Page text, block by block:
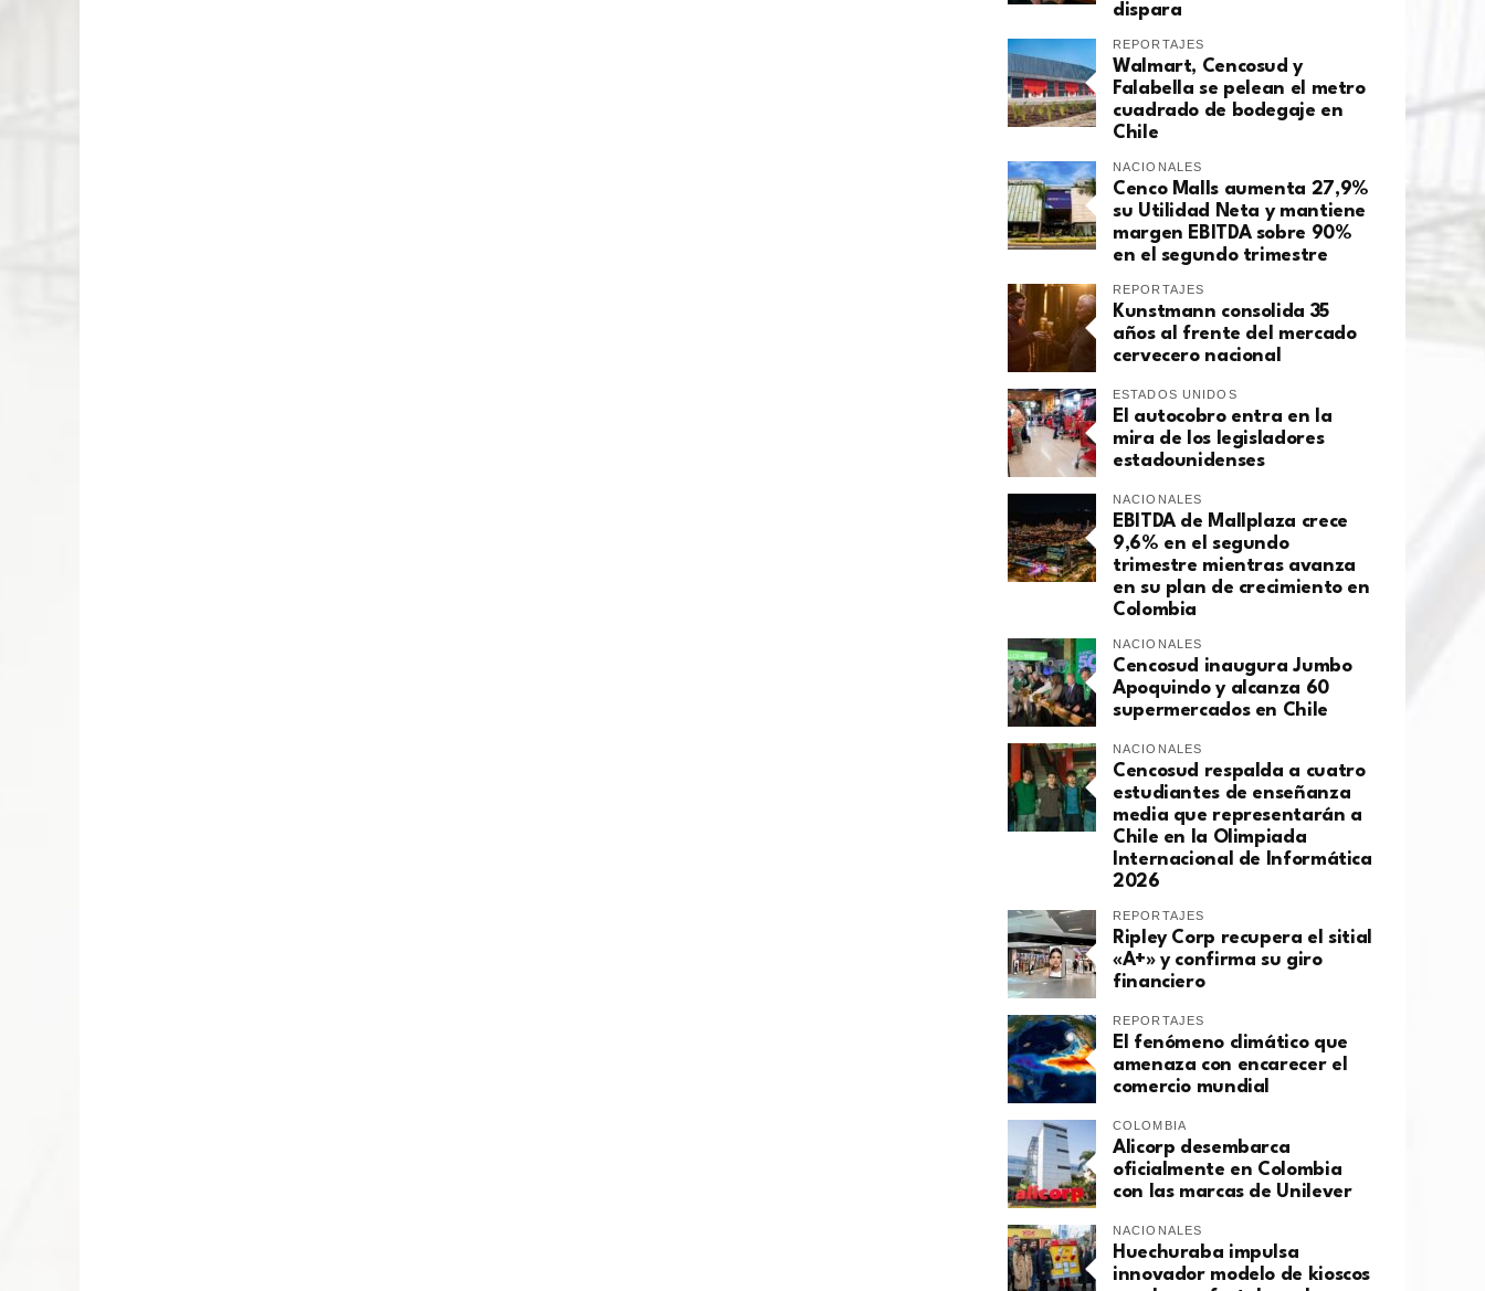
dispara
REPORTAJES
Walmart, Cencosud y
Falabella se pelean el metro
cuadrado de bodegaje en
Chile
NACIONALES
Cenco Malls aumenta 27,9%
su Utilidad Neta y mantiene
margen EBITDA sobre 90%
en el segundo trimestre
REPORTAJES
Kunstmann consolida 35
años al frente del mercado
cervecero nacional
ESTADOS UNIDOS
El autocobro entra en la
mira de los legisladores
estadounidenses
NACIONALES
EBITDA de Mallplaza crece
9,6% en el segundo
trimestre mientras avanza
en su plan de crecimiento en
Colombia
NACIONALES
Cencosud inaugura Jumbo
Apoquindo y alcanza 60
supermercados en Chile
NACIONALES
Cencosud respalda a cuatro
estudiantes de enseñanza
media que representarán a
Chile en la Olimpiada
Internacional de Informática
2026
REPORTAJES
Ripley Corp recupera el sitial
«A+» y confirma su giro
financiero
REPORTAJES
El fenómeno climático que
amenaza con encarecer el
comercio mundial
COLOMBIA
Alicorp desembarca
oficialmente en Colombia
con las marcas de Unilever
NACIONALES
Huechuraba impulsa
innovador modelo de kioscos